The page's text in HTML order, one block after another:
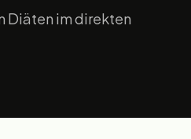
Diäten im direkten